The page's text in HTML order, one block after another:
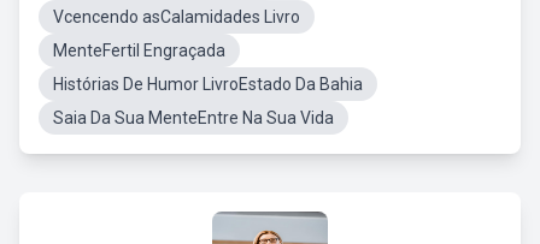
Vcencendo asCalamidades Livro
MenteFertil Engraçada
Histórias De Humor LivroEstado Da Bahia
Saia Da Sua MenteEntre Na Sua Vida